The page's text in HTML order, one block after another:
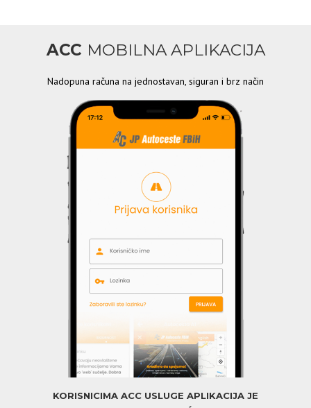
ACC MOBILNA APLIKACIJA
Nadopuna računa na jednostavan, siguran i brz način
KORISNICIMA ACC USLUGE APLIKACIJA JE